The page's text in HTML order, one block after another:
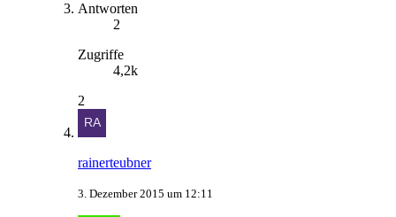
Antworten
2
Zugriffe
4,2k
2
rainerteubner
3. Dezember 2015 um 12:11